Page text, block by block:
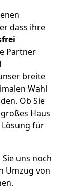
dass ihre
Partner
breite
Wahl
Ob Sie
Haus
für
uns noch
Umzug von